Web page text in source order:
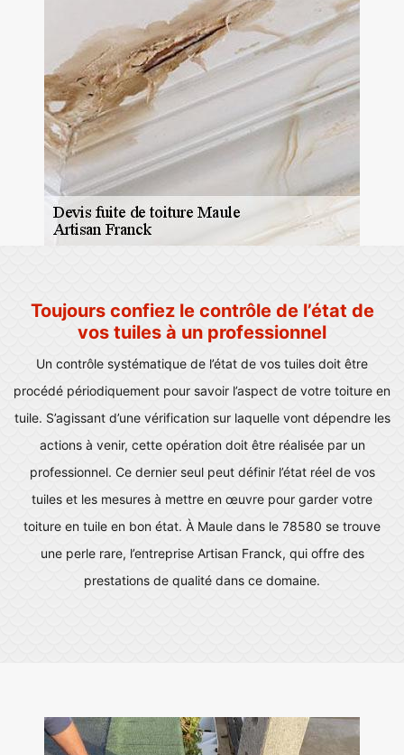
Toujours confiez le contrôle de l’état de
vos tuiles à un professionnel
Un contrôle systématique de l’état de vos tuiles doit être
procédé périodiquement pour savoir l’aspect de votre toiture en
tuile. S’agissant d’une vérification sur laquelle vont dépendre les
actions à venir, cette opération doit être réalisée par un
professionnel. Ce dernier seul peut définir l’état réel de vos
tuiles et les mesures à mettre en œuvre pour garder votre
toiture en tuile en bon état. À Maule dans le 78580 se trouve
une perle rare, l’entreprise Artisan Franck, qui offre des
prestations de qualité dans ce domaine.